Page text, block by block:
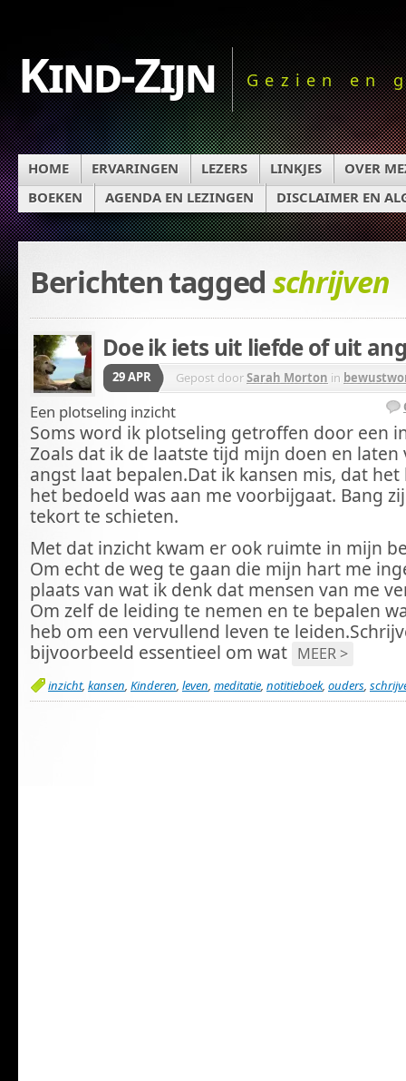
Kind-Zijn Gezien en
HOME ERVARINGEN LEZERS LINKJES
OVER
BOEKEN
AGENDA EN LEZINGEN DISCLAIMER EN
Berichten tagged schrijven
Doe ik iets uit liefde of uit
29 APR Gepost doorSarah Morton in
Een plotseling inzicht
Soms word ik plotseling getroffen door een
Zoals dat ik de laatste tijd mijn doen en laten
angst laat bepalen.Dat ik kansen mis, dat het
het bedoeld was aan me voorbijgaat. Bang
tekort te schieten.
Met dat inzicht kwam er ook ruimte in mijn
Om echt de weg te gaan die mijn hart me
plaats van wat ik denk dat mensen van me
Om zelf de leiding te nemen en te bepalen
heb om een vervullend leven te
bijvoorbeeld essentieel om wat MEER >
inzicht, kansen, Kinderen, leven, meditatie, notitieboek, ouders,